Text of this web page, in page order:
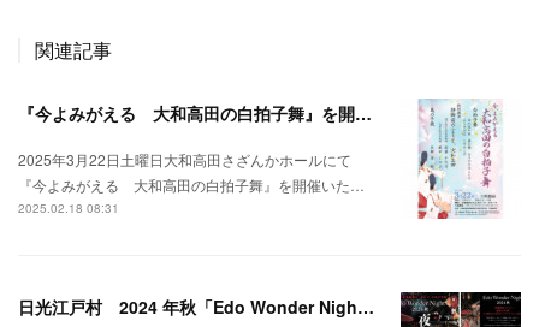
関連記事
『今よみがえる 大和高田の白拍子舞』を開催させていただきます
2025年3月22日土曜日大和高田さざんかホールにて
『今よみがえる 大和高田の白拍子舞』を開催いた…
2025.02.18 08:31
日光江戸村 2024 年秋「Edo Wonder Night」に出演させていただきます